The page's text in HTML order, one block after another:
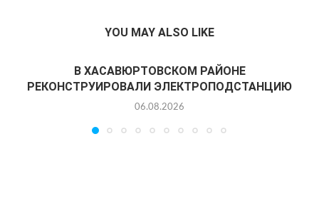
YOU MAY ALSO LIKE
В ХАСАВЮРТОВСКОМ РАЙОНЕ
РЕКОНСТРУИРОВАЛИ ЭЛЕКТРОПОДСТАНЦИЮ
06.08.2026